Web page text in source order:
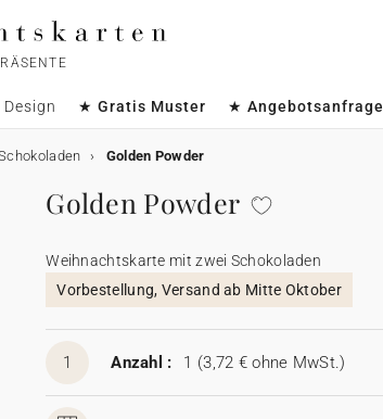
Design ★ Gratis Muster ★ Angebotsanfrage
Golden Powder
Golden Powder
Weihnachtskarte mit zwei Schokoladen
Vorbestellung, Versand ab Mitte Oktober
1 Anzahl : 1 (3,72 € ohne MwSt.)